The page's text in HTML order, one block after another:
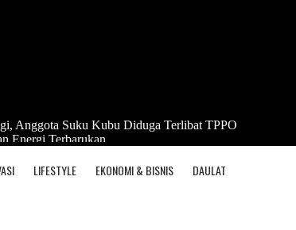
Anggota Suku Kubu Diduga Terlibat TPPO
Energi Terbarukan
LIFESTYLE EKONOMI & BISNIS DAULAT